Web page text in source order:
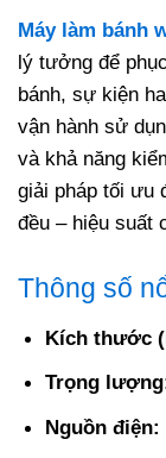
Máy làm bánh
lý tưởng để
bánh, sự kiện
vận hành sử
và khả năng
giải pháp tối ưu
đều – hiệu suất
Thông số
Kích thước
Trọng
Nguồn điện: